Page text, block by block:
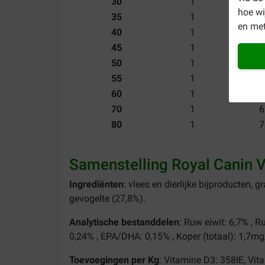
hoe
en
35
1
40
1
45
1
50
1
55
1
60
1
70
1
80
1
Samenstelling Royal Canin
Ingrediënten: vlees en dierlijke bijproducten,
gevogelte (27,8%).
Analytische bestanddelen: Ruw eiwit: 6,7% ,
0,24% , EPA/DHA: 0,15% , Koper (totaal):
Toevoegingen per Kg: Vitamine D3: 358IE,